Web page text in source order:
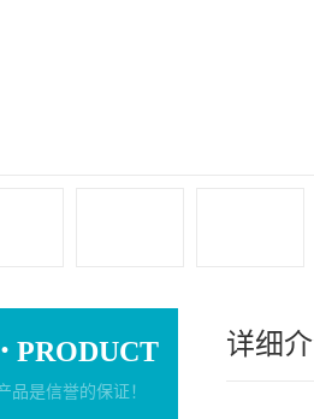
· PRODUCT
品是信誉的保证！
详细